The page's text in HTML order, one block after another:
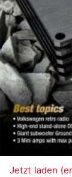
Jetzt laden